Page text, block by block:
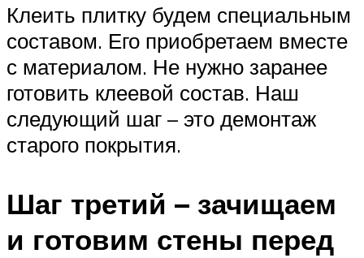
Клеить плитку будем специальным
составом. Его приобретаем вместе
с материалом. Не нужно заранее
готовить клеевой состав. Наш
следующий шаг – это демонтаж
старого покрытия.
Шаг третий – зачищаем
и готовим стены перед